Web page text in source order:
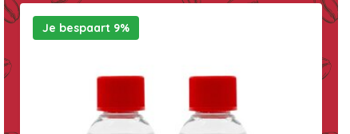
Je bespaart 9%